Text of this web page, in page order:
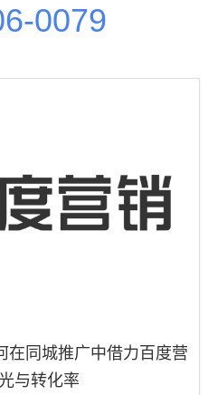
0079
在同城推广中借力百度营
与转化率